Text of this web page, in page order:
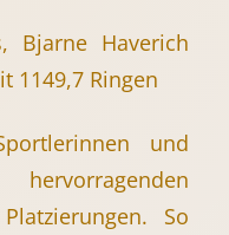
Bjarne Haverich
1149,7 Ringen
und
So